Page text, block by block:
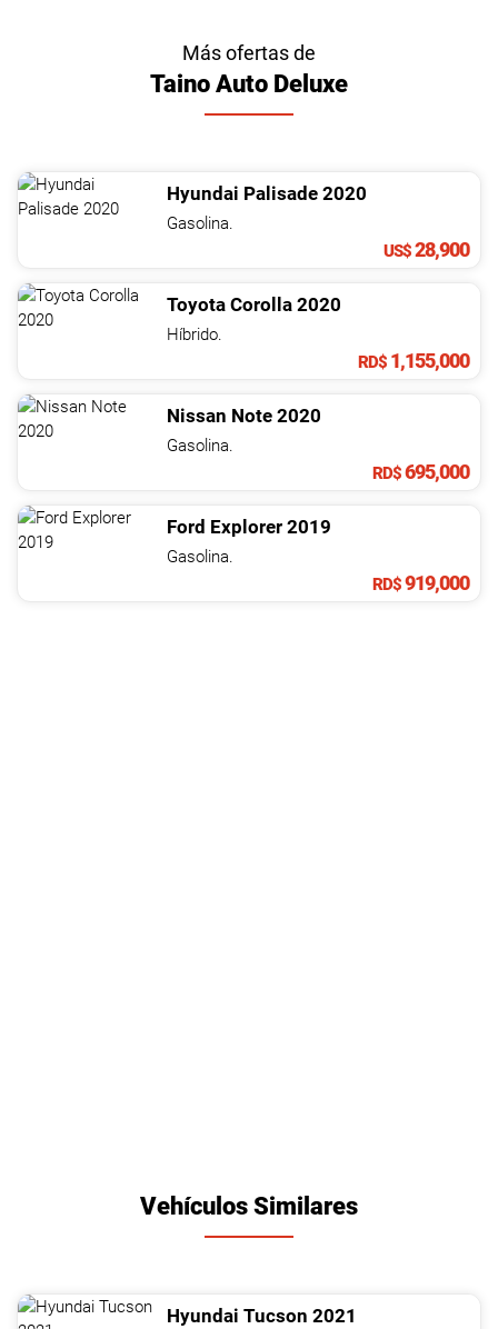
Más ofertas de
Taino Auto Deluxe
Hyundai Palisade 2020
Gasolina.
US$28,900
Toyota Corolla 2020
Híbrido.
RD$ 1,155,000
Nissan Note 2020
Gasolina.
RD$695,000
Ford Explorer 2019
Gasolina.
RD$919,000
Vehículos Similares
Hyundai Tucson 2021